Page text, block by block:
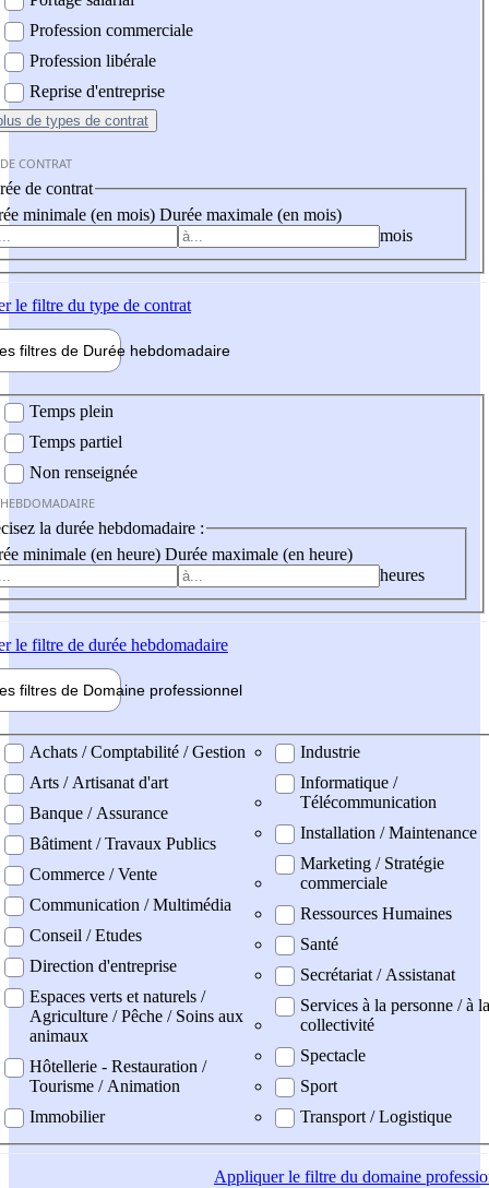
Profession commerciale
Profession libérale
Reprise d'entreprise
de types de contrat
CONTRAT
de contrat
minimale (en mois) Durée maximale (en mois)
mois
le filtre du type de contrat
filtres de Durée hebdomadaire
Temps plein
Temps partiel
Non renseignée
la durée hebdomadaire :
minimale (en heure) Durée maximale (en heure)
heures
le filtre de durée hebdomadaire
filtres de Domaine professionnel
professionel
Achats / Comptabilité / Gestion
Arts / Artisanat d'art
Banque / Assurance
Bâtiment / Travaux Publics
Commerce / Vente
Communication / Multimédia
Conseil / Etudes
Direction d'entreprise
Espaces verts et naturels /
Agriculture / Pêche / Soins aux
animaux
Hôtellerie - Restauration /
Tourisme / Animation
Immobilier
Industrie
Informatique /
Télécommunication
Installation / Maintenance
Marketing / Stratégie
commerciale
Ressources Humaines
Santé
Secrétariat / Assistanat
Services à la personne / à la
collectivité
Spectacle
Sport
Transport / Logistique
Appliquerle filtre du domaine